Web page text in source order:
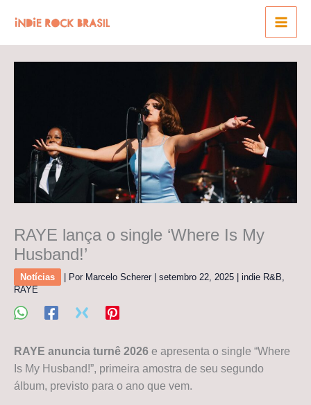
para
o
conteúdo
RAYE lança o single ‘Where Is My
Husband!’
Notícias | Por Marcelo Scherer setembro 22, 2025 indie R&B,
RAYE
RAYE anuncia turnê 2026 e apresenta o single “Where
Is My Husband!”, primeira amostra de seu segundo
álbum, previsto para o ano que vem.